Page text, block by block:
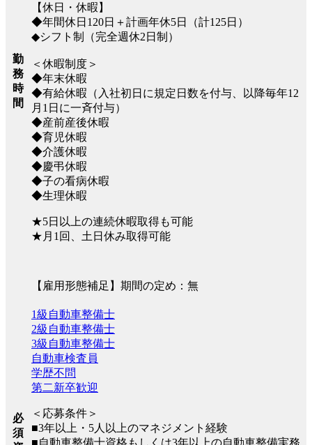
勤
務
時
間
【休日・休暇】
◆年間休日120日＋計画年休5日（計125日）
◆シフト制（完全週休2日制）
＜休暇制度＞
◆年末休暇
◆有給休暇（入社初日に規定日数を付与、以降毎年12
月1日に一斉付与）
◆産前産後休暇
◆育児休暇
◆介護休暇
◆慶弔休暇
◆子の看病休暇
◆生理休暇
★5日以上の連続休暇取得も可能
★月1回、土日休み取得可能
【雇用形態補足】期間の定め：無
必
須
1級自動車整備士
2級自動車整備士
3級自動車整備士
自動車検査員
学歴不問
第二新卒歓迎
＜応募条件＞
■3年以上・5人以上のマネジメント経験
■自動車整備士資格もしくは3年以上の自動車整備実務